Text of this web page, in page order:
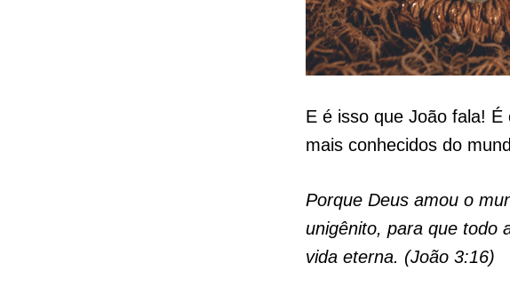
E é isso que João fala!
mais conhecidos do
Porque Deus amou o
unigênito, para que todo
vida eterna. (João 3:16)